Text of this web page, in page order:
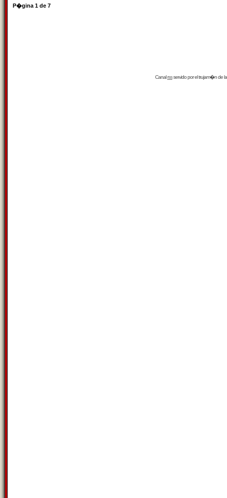
P�gina 1 de 7
Canalrssservido por eltrujam�nde